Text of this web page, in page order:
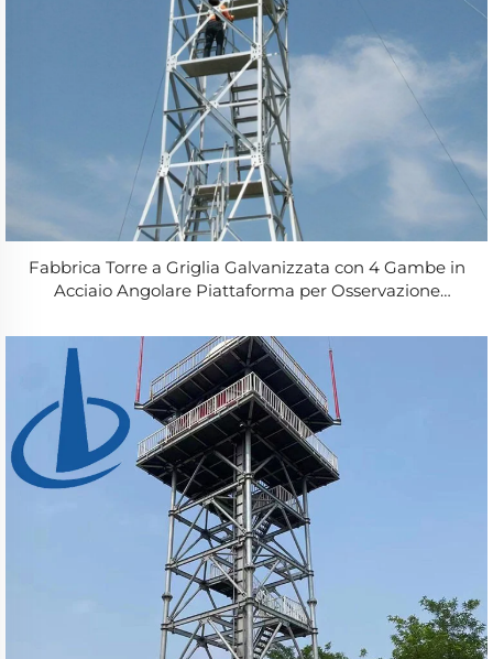
Fabbrica Torre a Griglia Galvanizzata con 4 Gambe in
Acciaio Angolare Piattaforma per Osservazione